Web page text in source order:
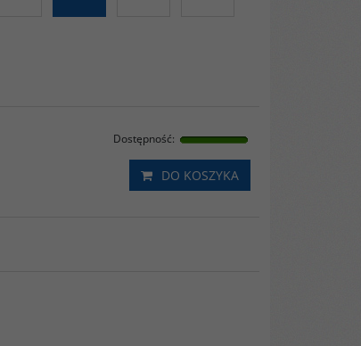
Dostępność:
DO KOSZYKA